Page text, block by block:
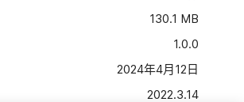
130.1 MB
1.0.0
2024年4月12日
2022.3.14